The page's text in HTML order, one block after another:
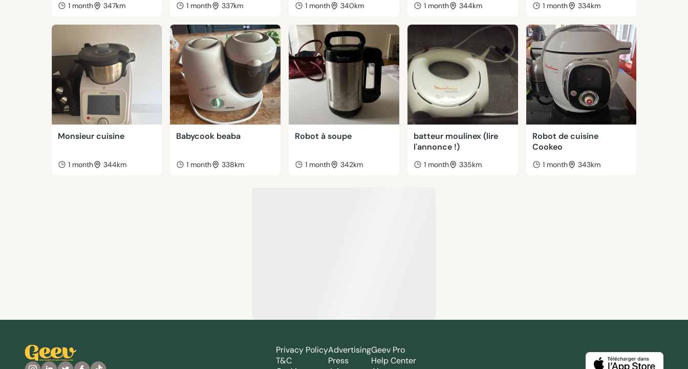
1 month 347km 1 month 337km 1 month 340km 1 month 344km 1 month 334km
Monsieur cuisine
1 month 344km
Babycook beaba
1 month 338km
Robot à soupe
1 month 342km
batteur moulinex (lire
l'annonce !)
1 month 335km
Robot de cuisine
Cookeo
1 month 343km
Privacy Policy
T&C
Advertising
Press
Geev Pro
Help Center